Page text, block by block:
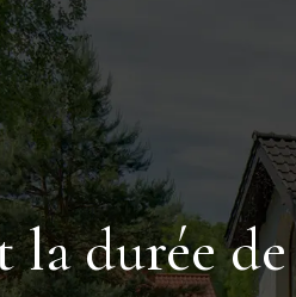
la durée